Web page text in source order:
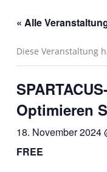
« Alle
Diese Veranstaltung
Optimieren
18. November 2024
FREE